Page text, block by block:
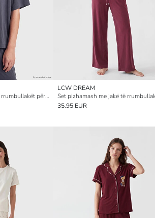
Set pizhamash me jakë të rrumbullakët për gra
LCW DREAM
35.95 EUR